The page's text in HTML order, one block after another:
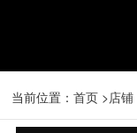
当前位置：首页 >店铺